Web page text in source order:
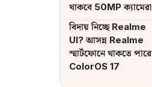
থাকবে 50MP ক্যামেরা
বিদায় নিচ্ছে Realme
UI? আসন্ন Realme
স্মার্টফোনে থাকতে পারে
ColorOS 17